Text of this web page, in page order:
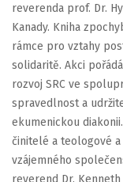
reverenda prof. Dr.
Kanady. Kniha
rámce pro vztahy
solidaritě. Akci
rozvoj SRC ve
spravedlnost a
ekumenickou
činitelé a teologové
vzájemného
reverend Dr.